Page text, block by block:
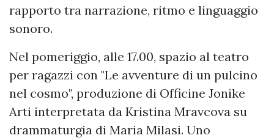
rapporto tra narrazione, ritmo e linguaggio
sonoro.
Nel pomeriggio, alle 17.00, spazio al teatro
per ragazzi con "Le avventure di un pulcino
nel cosmo", produzione di Officine Jonike
Arti interpretata da Kristina Mravcova su
drammaturgia di Maria Milasi. Uno